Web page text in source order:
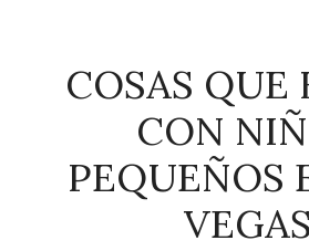
COSAS QUE
CON
PEQUEÑOS
VEGAS